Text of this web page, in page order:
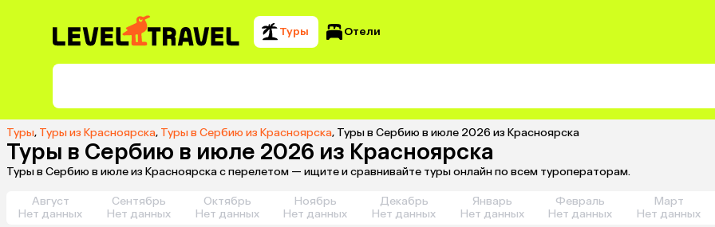
Туры Отели
Туры, Туры из Красноярска, Туры в Сербию из Красноярска, Туры в Сербию в июле 2026 из Красноярска
Туры в Сербию в июле 2026 из Красноярска
Туры в Сербию в июле из Красноярска с перелетом — ищите и сравнивайте туры онлайн по всем туроператорам.
Август
Нет данных
Сентябрь
Нет данных
Октябрь
Нет данных
Ноябрь
Нет данных
Декабрь
Нет данных
Январь
Нет данных
Февраль
Нет данных
Март
Нет данных